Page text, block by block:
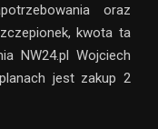
oraz
kwota ta
NW24.pl Wojciech
jest zakup 2